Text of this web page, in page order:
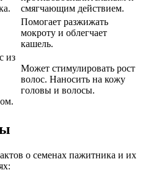
смягчающим действием.
Помогает разжижать
мокроту и облегчает
кашель.
из
Может стимулировать рост
волос. Наносить на кожу
головы и волосы.
о семенах пажитника и их